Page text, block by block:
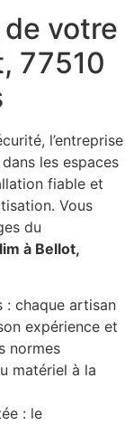
votre
77510
l’entreprise
les espaces
fiable et
Vous
du
à Bellot,
: chaque artisan
expérience et
normes
matériel à la
: le